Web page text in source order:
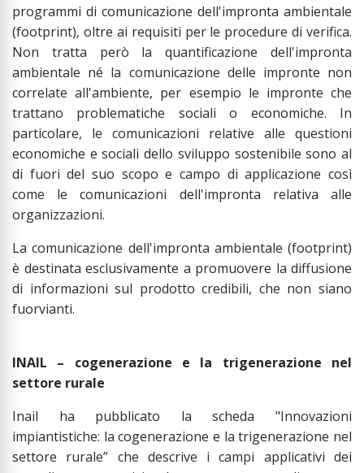
programmi di comunicazione dell'impronta ambientale
(footprint), oltre ai requisiti per le procedure di verifica.
Non tratta però la quantificazione dell'impronta
ambientale né la comunicazione delle impronte non
correlate all'ambiente, per esempio le impronte che
trattano problematiche sociali o economiche. In
particolare, le comunicazioni relative alle questioni
economiche e sociali dello sviluppo sostenibile sono al
di fuori del suo scopo e campo di applicazione così
come le comunicazioni dell'impronta relativa alle
organizzazioni.
La comunicazione dell'impronta ambientale (footprint)
è destinata esclusivamente a promuovere la diffusione
di informazioni sul prodotto credibili, che non siano
fuorvianti.
INAIL – cogenerazione e la trigenerazione nel
settore rurale
Inail ha pubblicato la scheda "Innovazioni
impiantistiche: la cogenerazione e la trigenerazione nel
settore rurale” che descrive i campi applicativi dei